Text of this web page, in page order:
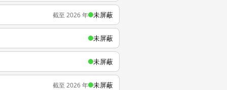
截至 2026 年 未屏蔽
未屏蔽
未屏蔽
截至 2026 年 未屏蔽